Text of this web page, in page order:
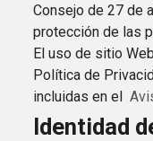
Consejo de 27 de
protección de las
El uso de sitio
Política de
incluidas en el
Identidad